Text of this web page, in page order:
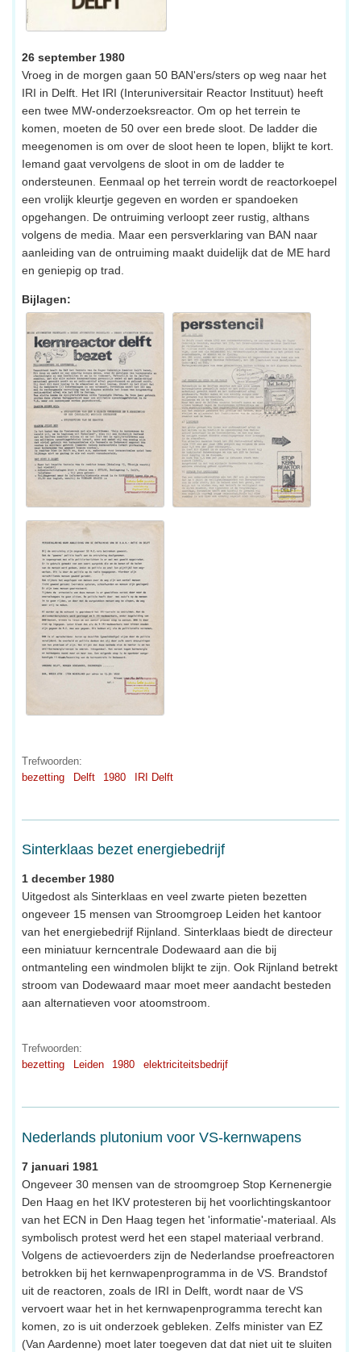
26 september 1980
Vroeg in de morgen gaan 50 BAN'ers/sters op weg naar het
IRI in Delft. Het IRI (Interuniversitair Reactor Instituut) heeft
een twee MW-onderzoeksreactor. Om op het terrein te
komen, moeten de 50 over een brede sloot. De ladder die
meegenomen is om over de sloot heen te lopen, blijkt te kort.
Iemand gaat vervolgens de sloot in om de ladder te
ondersteunen. Eenmaal op het terrein wordt de reactorkoepel
een vrolijk kleurtje gegeven en worden er spandoeken
opgehangen. De ontruiming verloopt zeer rustig, althans
volgens de media. Maar een persverklaring van BAN naar
aanleiding van de ontruiming maakt duidelijk dat de ME hard
en geniepig op trad.
Bijlagen:
Trefwoorden:
bezetting
Delft 1980 IRI Delft
Sinterklaas bezet energiebedrijf
1 december 1980
Uitgedost als Sinterklaas en veel zwarte pieten bezetten
ongeveer 15 mensen van Stroomgroep Leiden het kantoor
van het energiebedrijf Rijnland. Sinterklaas biedt de directeur
een miniatuur kerncentrale Dodewaard aan die bij
ontmanteling een windmolen blijkt te zijn. Ook Rijnland betrekt
stroom van Dodewaard maar moet meer aandacht besteden
aan alternatieven voor atoomstroom.
Trefwoorden:
bezetting
Leiden 1980 elektriciteitsbedrijf
Nederlands plutonium voor VS-kernwapens
7 januari 1981
Ongeveer 30 mensen van de stroomgroep Stop Kernenergie
Den Haag en het IKV protesteren bij het voorlichtingskantoor
van het ECN in Den Haag tegen het 'informatie'-materiaal. Als
symbolisch protest werd het een stapel materiaal verbrand.
Volgens de actievoerders zijn de Nederlandse proefreactoren
betrokken bij het kernwapenprogramma in de VS. Brandstof
uit de reactoren, zoals de IRI in Delft, wordt naar de VS
vervoert waar het in het kernwapenprogramma terecht kan
komen, zo is uit onderzoek gebleken. Zelfs minister van EZ
(Van Aardenne) moet later toegeven dat dat niet uit te sluiten